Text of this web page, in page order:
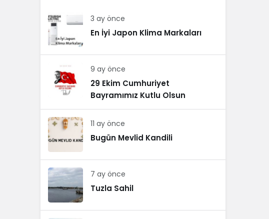
3 ay önce
En İyi Japon Klima Markaları
9 ay önce
29 Ekim Cumhuriyet
Bayramımız Kutlu Olsun
11 ay önce
Bugün Mevlid Kandili
7 ay önce
Tuzla Sahil